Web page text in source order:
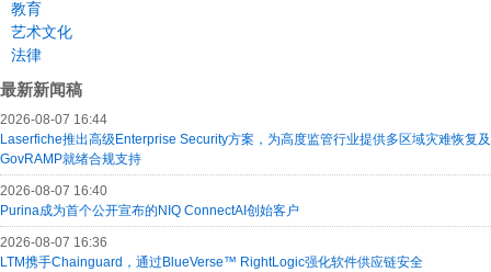
教育
艺术文化
法律
最新新闻稿
2026-08-07 16:44
Laserfiche推出高级Enterprise Security方案，为高度监管行业提供多区域灾难恢复及
GovRAMP就绪合规支持
2026-08-07 16:40
Purina成为首个公开宣布的NIQ ConnectAI创始客户
2026-08-07 16:36
LTM携手Chainguard，通过BlueVerse™ RightLogic强化软件供应链安全